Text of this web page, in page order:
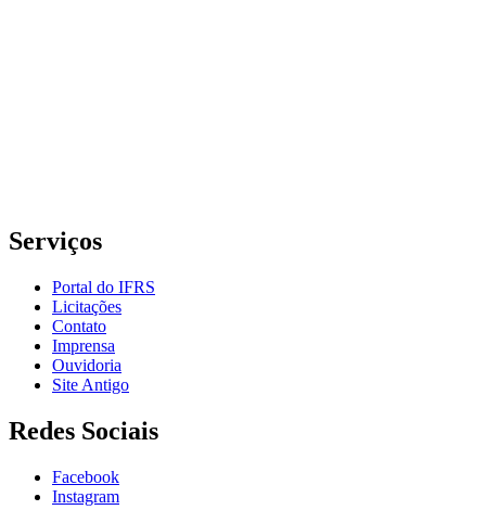
Serviços
Portal do IFRS
Licitações
Contato
Imprensa
Ouvidoria
Site Antigo
Redes Sociais
Facebook
Instagram